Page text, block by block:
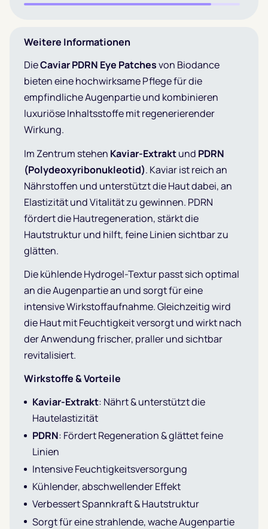
Weitere Informationen
DieCaviar PDRN Eye Patchesvon Biodance
bieten eine hochwirksame Pflege für die
empfindliche Augenpartie und kombinieren
luxuriöse Inhaltsstoffe mit regenerierender
Wirkung.
Im Zentrum stehen Kaviar-Extraktund PDRN
(Polydeoxyribonukleotid). Kaviar ist reich an
Nährstoffen und unterstützt die Haut dabei, an
Elastizität und Vitalität zu gewinnen. PDRN
fördert die Hautregeneration, stärkt die
Hautstruktur und hilft, feine Linien sichtbar zu
glätten.
Die kühlende Hydrogel-Textur passt sich optimal
an die Augenpartie an und sorgt für eine
intensive Wirkstoffaufnahme. Gleichzeitig wird
die Haut mit Feuchtigkeit versorgt und wirkt nach
der Anwendung frischer, praller und sichtbar
revitalisiert.
Wirkstoffe & Vorteile
Kaviar-Extrakt: Nährt & unterstützt die
Hautelastizität
PDRN: Fördert Regeneration & glättet feine
Linien
Intensive Feuchtigkeitsversorgung
Kühlender, abschwellender Effekt
Verbessert Spannkraft & Hautstruktur
Sorgt für eine strahlende, wache Augenpartie